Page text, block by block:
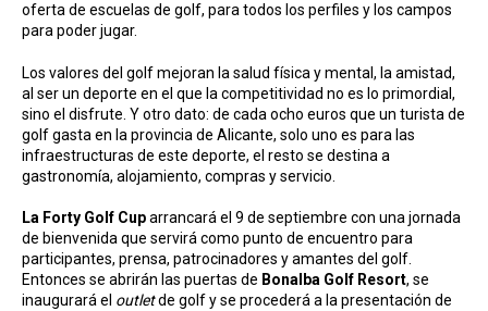
oferta de escuelas de golf, para todos los perfiles y los campos
para poder jugar.
Los valores del golf mejoran la salud física y mental, la amistad,
al ser un deporte en el que la competitividad no es lo primordial,
sino el disfrute. Y otro dato: de cada ocho euros que un turista de
golf gasta en la provincia de Alicante, solo uno es para las
infraestructuras de este deporte, el resto se destina a
gastronomía, alojamiento, compras y servicio.
La Forty Golf Cuparrancará el 9 de septiembre con una jornada
de bienvenida que servirá como punto de encuentro para
participantes, prensa, patrocinadores y amantes del golf.
Entonces se abrirán las puertas de Bonalba Golf Resort, se
inaugurará el outletde golf y se procederá a la presentación de